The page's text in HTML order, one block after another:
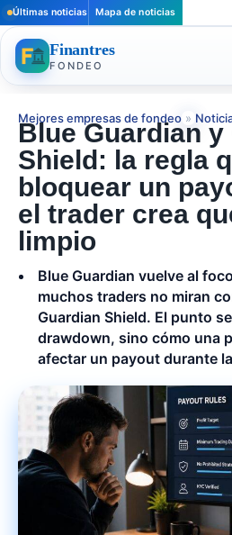
Últimas noticias Mapa de noticias
Finantres
FONDEO
Mejores empresas de fondeo »
Blue Guardian y
Shield: la regla
bloquear un
el trader crea
limpio
Blue Guardian vuelve al
muchos traders no miran
Guardian Shield. El punto
drawdown, sino cómo una
afectar un payout durante